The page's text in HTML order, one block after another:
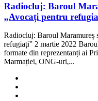
Radiocluj: Baroul
„Avocați pentru
Radiocluj: Baroul Maramureș
refugiați” 2 martie 2022
formate din reprezentanți ai
Marmației, ONG-uri,...